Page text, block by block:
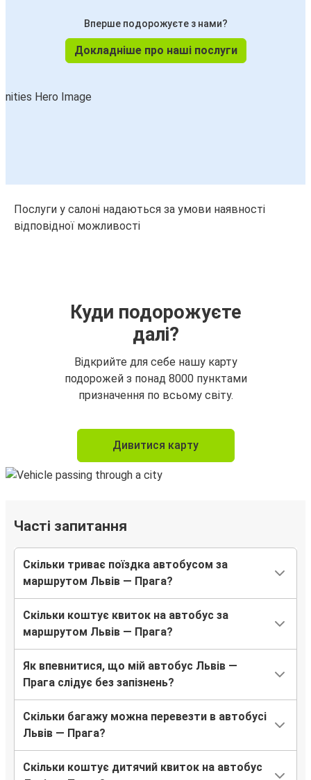
Вперше подорожуєте з нами?
Докладніше про наші послуги
Послуги у салоні надаються за умови наявності
відповідної можливості
Куди подорожуєте
далі?
Відкрийте для себе нашу карту
подорожей з понад 8000 пунктами
призначення по всьому світу.
Дивитися карту
Часті запитання
Скільки триває поїздка автобусом за
маршрутом Львів — Прага?
Скільки коштує квиток на автобус за
маршрутом Львів — Прага?
Як впевнитися, що мій автобус Львів —
Прага слідує без запізнень?
Скільки багажу можна перевезти в автобусі
Львів — Прага?
Скільки коштує дитячий квиток на автобус